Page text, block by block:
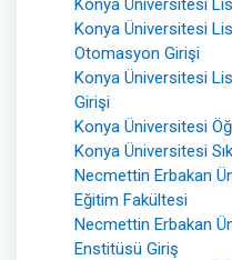
Konya Üniversitesi
Konya Üniversitesi
Otomasyon Girişi
Konya Üniversitesi
Girişi
Konya Üniversitesi
Konya Üniversitesi
Necmettin Erbakan
Eğitim Fakültesi
Necmettin Erbakan
Enstitüsü Giriş